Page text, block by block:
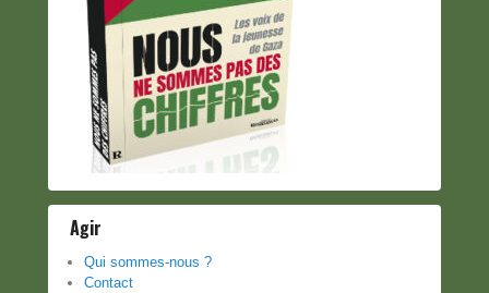
Agir
Qui sommes-nous ?
Contact